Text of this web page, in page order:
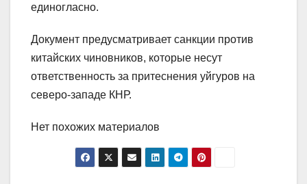
единогласно.
Документ предусматривает санкции против
китайских чиновников, которые несут
ответственность за притеснения уйгуров на
северо-западе КНР.
Нет похожих материалов